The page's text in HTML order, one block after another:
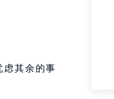
虑其余的事